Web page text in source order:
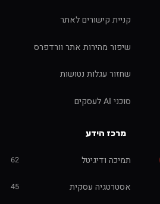
קניית קישורים לאתר
שיפור מהירות אתר וורדפרס
שחזור עגלות נטושות
סוכני AI לעסקים
מרכז הידע
תמיכה ודיגיטל 62
אסטרטגיה עסקית 45